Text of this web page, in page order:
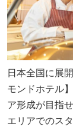
日本全国に展
モンドホテル
ア形成が目指
エリアでのス